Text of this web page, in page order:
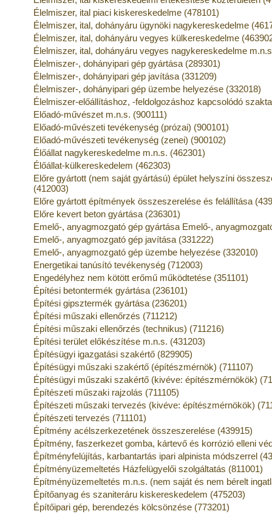
Élelmiszer, ital piaci kiskereskedelme (478101)
Élelmiszer, ital, dohányáru ügynöki nagykereskedelme
Élelmiszer, ital, dohányáru vegyes külkereskedelme
Élelmiszer, ital, dohányáru vegyes nagykereskedelme
Élelmiszer-, dohányipari gép gyártása (289301)
Élelmiszer-, dohányipari gép javítása (331209)
Élelmiszer-, dohányipari gép üzembe helyezése (332018)
Élelmiszer-előállításhoz, -feldolgozáshoz kapcsolódó
Előadó-művészet m.n.s. (900111)
Előadó-művészeti tevékenység (prózai) (900101)
Előadó-művészeti tevékenység (zenei) (900102)
Élőállat nagykereskedelme m.n.s. (462301)
Élőállat-külkereskedelem (462303)
Előre gyártott (nem saját gyártású) épület helyszíni
(412003)
Előre gyártott építmények összeszerelése és felállítása
Előre kevert beton gyártása (236301)
Emelő-, anyagmozgató gép gyártása Emelő-,
Emelő-, anyagmozgató gép javítása (331222)
Emelő-, anyagmozgató gép üzembe helyezése (332010)
Energetikai tanúsító tevékenység (712003)
Engedélyhez nem kötött erőmű működtetése (351101)
Építési betontermék gyártása (236101)
Építési gipsztermék gyártása (236201)
Építési műszaki ellenőrzés (711212)
Építési műszaki ellenőrzés (technikus) (711216)
Építési terület előkészítése m.n.s. (431203)
Építésügyi igazgatási szakértő (829905)
Építésügyi műszaki szakértő (építészmérnök) (711107)
Építésügyi műszaki szakértő (kivéve: építészmérnökök)
Építészeti műszaki rajzolás (711105)
Építészeti műszaki tervezés (kivéve: építészmérnökök)
Építészeti tervezés (711101)
Építmény acélszerkezetének összeszerelése (439915)
Építmény, faszerkezet gomba, kártevő és korrózió elleni
Építményfelújítás, karbantartás ipari alpinista módszerrel
Építményüzemeltetés Házfelügyelői szolgáltatás (811001)
Építményüzemeltetés m.n.s. (nem saját és nem bérelt
Építőanyag és szaniteráru kiskereskedelem (475203)
Építőipari gép, berendezés kölcsönzése (773201)